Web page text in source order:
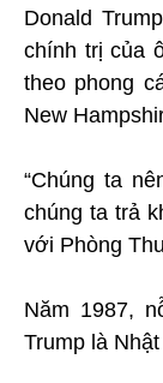
Donald
chính trị của
theo phong
New
“Chúng ta
chúng ta trả
với Phòng
Năm 1987,
Trump là